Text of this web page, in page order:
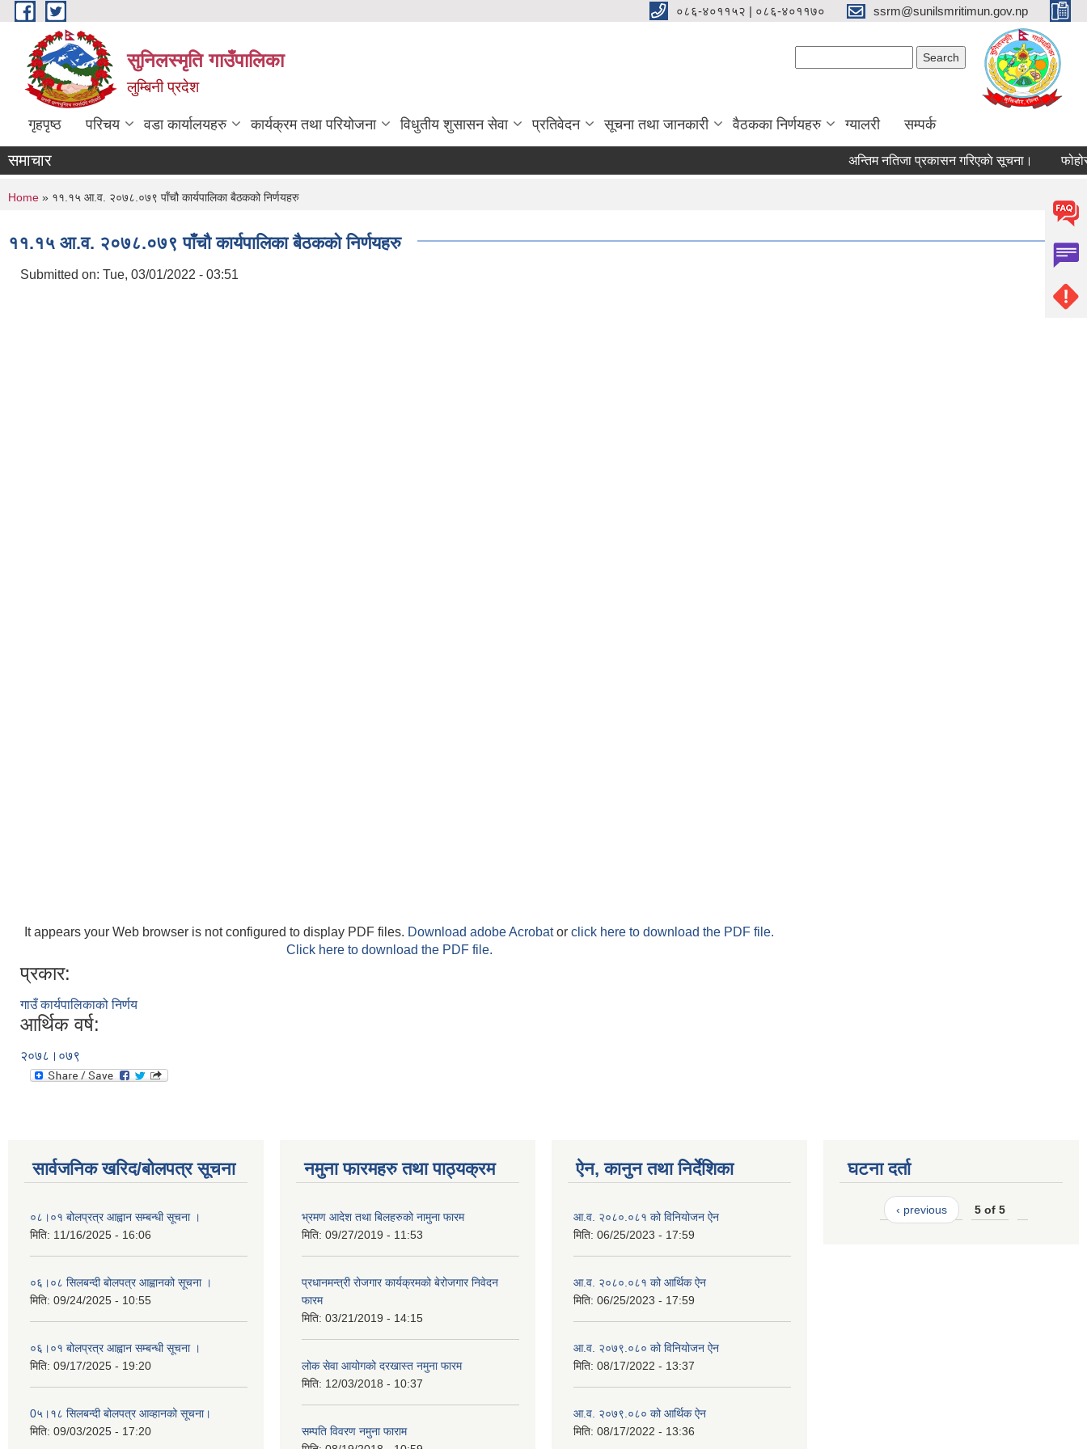
Skip to main content ०८६-४०११५२ | ०८६-४०११७० ssrm@sunilsmritimun.gov.np
सुनिलस्मृति गाउँपालिका
लुम्बिनी प्रदेश
गृहपृष्ठ परिचय वडा कार्यालयहरु कार्यक्रम तथा परियोजना विधुतीय शुसासन सेवा प्रतिवेदन सूचना तथा जानकारी वैठकका निर्णयहरु ग्यालरी सम्पर्क
समाचार अन्तिम नतिजा प्रकासन गरिएकाे सूचना। फोहोर
You are here
Home » ११.१५ आ.व. २०७८.०७९ पाँचौ कार्यपालिका बैठकको निर्णयहरु
११.१५ आ.व. २०७८.०७९ पाँचौ कार्यपालिका बैठकको निर्णयहरु
Submitted on: Tue, 03/01/2022 - 03:51
It appears your Web browser is not configured to display PDF files. Download adobe Acrobator click here to download the PDF file.
Click here to download the PDF file.
प्रकार:
गाउँ कार्यपालिकाको निर्णय
आर्थिक वर्ष:
२०७८।०७९
सार्वजनिक खरिद/बोलपत्र सूचना
०८।०१ बोलप्रत्र आह्वान सम्बन्धी सूचना ।
मिति: 11/16/2025 - 16:06
०६।०८ सिलबन्दी बोलपत्र आह्वानको सूचना ।
मिति: 09/24/2025 - 10:55
०६।०१ बोलप्रत्र आह्वान सम्बन्धी सूचना ।
मिति: 09/17/2025 - 19:20
0५।१८ सिलबन्दी बोलपत्र आव्हानको सूचना।
मिति: 09/03/2025 - 17:20
नमुना फारमहरु तथा पाठ्यक्रम
भ्रमण आदेश तथा बिलहरुको नामुना फारम
मिति: 09/27/2019 - 11:53
प्रधानमन्त्री रोजगार कार्यक्रमको बेरोजगार निवेदन
फारम
मिति: 03/21/2019 - 14:15
लोक सेवा आयोगको दरखास्त नमुना फारम
मिति: 12/03/2018 - 10:37
सम्पति विवरण नमुना फाराम
ऐन, कानुन तथा निर्देशिका
आ.व. २०८०.०८१ को विनियोजन ऐन
मिति: 06/25/2023 - 17:59
आ.व. २०८०.०८१ को आर्थिक ऐन
मिति: 06/25/2023 - 17:59
आ.व. २०७९.०८० को विनियोजन ऐन
मिति: 08/17/2022 - 13:37
आ.व. २०७९.०८० को आर्थिक ऐन
मिति: 08/17/2022 - 13:36
घटना दर्ता
‹ previous 5 of 5